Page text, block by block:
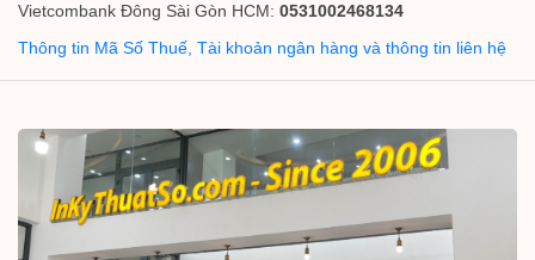
Vietcombank Đông Sài Gòn HCM: 0531002468134
Thông tin Mã Số Thuế, Tài khoản ngân hàng và thông tin liên hệ